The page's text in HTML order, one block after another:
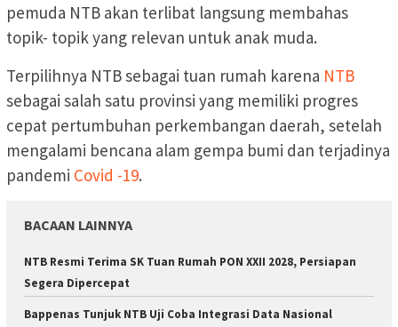
pemuda NTB akan terlibat langsung membahas
topik- topik yang relevan untuk anak muda.
Terpilihnya NTB sebagai tuan rumah karena NTB
sebagai salah satu provinsi yang memiliki progres
cepat pertumbuhan perkembangan daerah, setelah
mengalami bencana alam gempa bumi dan terjadinya
pandemi Covid -19.
BACAAN LAINNYA
NTB Resmi Terima SK Tuan Rumah PON XXII 2028, Persiapan
Segera Dipercepat
Bappenas Tunjuk NTB Uji Coba Integrasi Data Nasional